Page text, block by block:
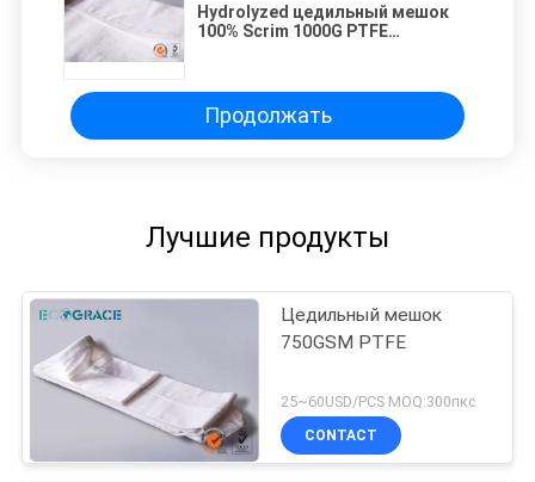
Hydrolyzed цедильный мешок
100% Scrim 1000G PTFE
Продолжать
Лучшие продукты
Цедильный мешок
750GSM PTFE
25~60USD/PCS MOQ:300пкс
CONTACT